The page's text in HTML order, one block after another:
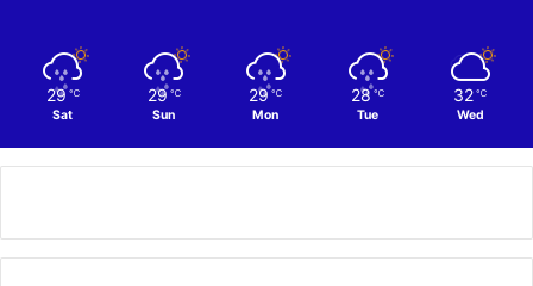
29 ℃
Sat
29 ℃
Sun
29 ℃
Mon
28 ℃
Tue
32 ℃
Wed